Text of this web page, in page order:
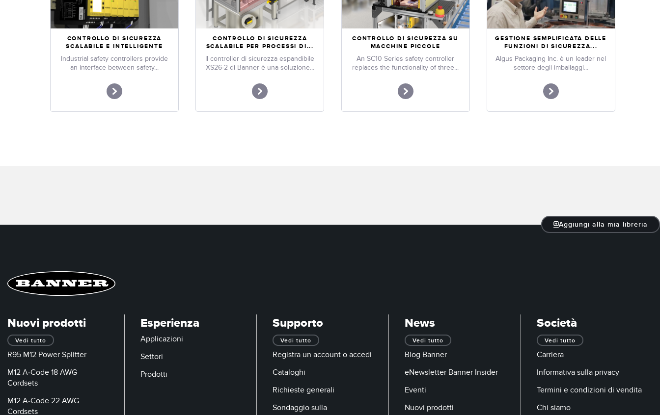
CONTROLLO DI SICUREZZA
SCALABILE E INTELLIGENTE
Industrial safety controllers provide
an interface between safety...
CONTROLLO DI SICUREZZA
SCALABILE PER PROCESSI DI...
Il controller di sicurezza espandibile
XS26-2 di Banner è una soluzione...
CONTROLLO DI SICUREZZA SU
MACCHINE PICCOLE
An SC10 Series safety controller
replaces the functionality of three...
GESTIONE SEMPLIFICATA DELLE
FUNZIONI DI SICUREZZA...
Algus Packaging Inc. è un leader nel
settore degli imballaggi...
Aggiungi alla mia libreria
Nuovi prodotti
Vedi tutto
R95 M12 Power Splitter
M12 A-Code 18 AWG
Cordsets
M12 A-Code 22 AWG
Cordsets
Esperienza
Applicazioni
Settori
Prodotti
Supporto
Vedi tutto
Registra un account o accedi
Cataloghi
Richieste generali
Sondaggio sulla
News
Vedi tutto
Blog Banner
eNewsletter Banner Insider
Eventi
Nuovi prodotti
Società
Vedi tutto
Carriera
Informativa sulla privacy
Termini e condizioni di vendita
Chi siamo